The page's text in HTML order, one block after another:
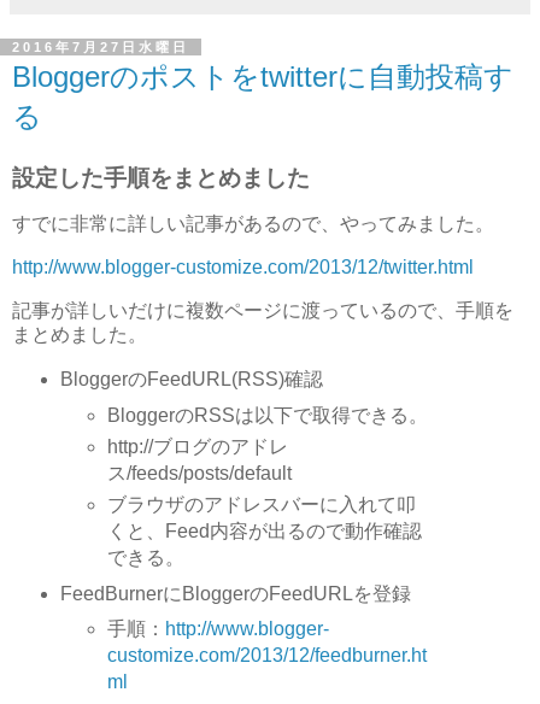
2016年7月27日水曜日
Bloggerのポストをtwitterに自動投稿す
る
設定した手順をまとめました
すでに非常に詳しい記事があるので、やってみました。
http://www.blogger-customize.com/2013/12/twitter.html
記事が詳しいだけに複数ページに渡っているので、手順を
まとめました。
BloggerのFeedURL(RSS)確認
BloggerのRSSは以下で取得できる。
http://ブログのアドレ
ス/feeds/posts/default
ブラウザのアドレスバーに入れて叩
くと、Feed内容が出るので動作確認
できる。
FeedBurnerにBloggerのFeedURLを登録
手順： http://www.blogger-
customize.com/2013/12/feedburner.ht
ml